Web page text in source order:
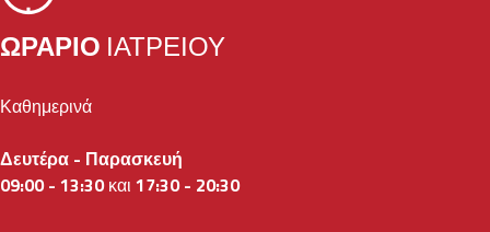
ΩΡΆΡΙΟ ΙΑΤΡΕΊΟΥ
Καθημερινά
Δευτέρα - Παρασκευή
09:00 - 13:30και 17:30 - 20:30